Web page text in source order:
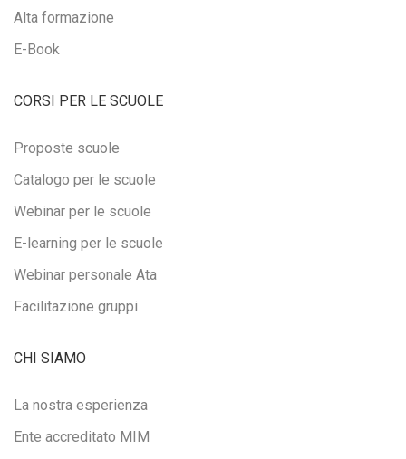
Alta formazione
E-Book
CORSI PER LE SCUOLE
Proposte scuole
Catalogo per le scuole
Webinar per le scuole
E-learning per le scuole
Webinar personale Ata
Facilitazione gruppi
CHI SIAMO
La nostra esperienza
Ente accreditato MIM